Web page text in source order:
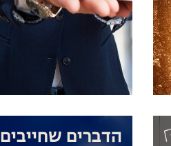
הדברים שחייבים